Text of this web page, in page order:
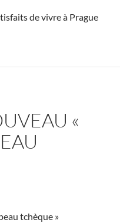
de vivre à Prague
«
tchèque »